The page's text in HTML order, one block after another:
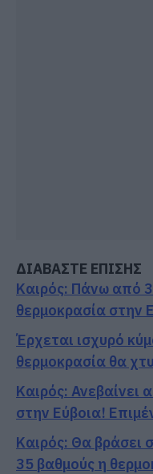
ΔΙΑΒΑΣΤΕ ΕΠΙΣΗΣ
Καιρός: Πάνω από
θερμοκρασία στην
Έρχεται ισχυρό
θερμοκρασία θα
Καιρός: Ανεβαίνει
στην Εύβοια!
Καιρός: Θα βράσει
35 βαθμούς η